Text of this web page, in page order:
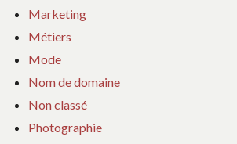
Marketing
Métiers
Mode
Nom de domaine
Non classé
Photographie